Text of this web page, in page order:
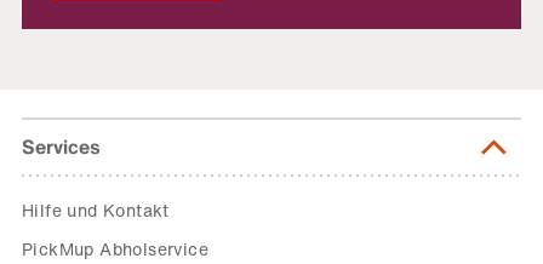
Services
Hilfe und Kontakt
PickMup Abholservice